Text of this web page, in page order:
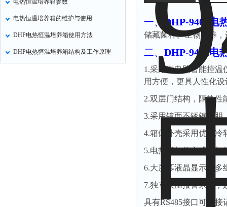
电热恒温培养箱参数
电热恒温培养箱的维护与使用
DHP电热恒温培养箱使用方法
DHP电热恒温培养箱结构及工作原理
一、 DHP-9402电
储藏菌种、生物培养
二、 DHP-9402电
1.采用微电脑智能控温
用方便，更具人性化设
2.双层门结构，隔热性
3.采用镜面不锈钢内胆
4.箱体外壳采用优质冷
5.电热膜加热方式，加
6.大屏幕液晶显示，多
7.独立限温报警系统
具有RS485接口可连